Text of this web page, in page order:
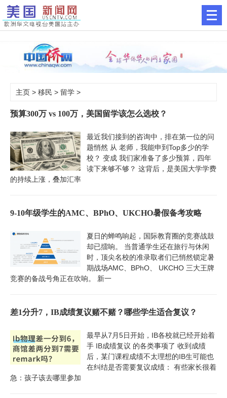
主页 > 移民 > 留学 >
预算300万 vs 100万，美国留学该怎么选校？
最近我们接到的咨询中，排在第一位的问
题悄然 从 老师，我能申到Top多少的学
校？ 变成 我们家准备了多少预算，四年
读下来够不够？ 这背后，是美国大学学费
的持续上涨，叠加汇率
9-10年级学生的AMC、BPhO、UKCHO暑假备考攻略
夏日的蝉鸣响起，国际教育圈的竞赛战鼓
却已擂响。 当普通学生还在旅行与休闲
时，顶尖名校的准录取者们已悄然锁定暑
期战场AMC、BPhO、 UKCHO 三大王牌
竞赛的备战号角正在吹响。 新一
差1分升7，IB成绩复议赌不赌？哪些学生适合复议？
最早从7月5日开始，IB各校就已经开始着
手 IB成绩复议 的各类事项了 收到成绩
后，某门课程成绩不太理想的IB生可能也
在纠结是否需要复议成绩： 有些家长很着
急：孩子该去哪里参加